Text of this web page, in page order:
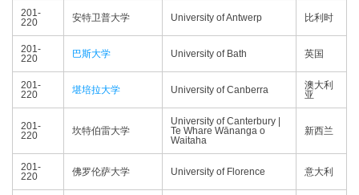
201-
220
安特卫普大学 University of Antwerp 比利时
201-
220
巴斯大学 University of Bath 英国
201-
220
堪培拉大学 University of Canberra
澳大利
亚
201-
220
坎特伯雷大学
University of Canterbury |
Te Whare Wānanga o
Waitaha
新西兰
201-
220
佛罗伦萨大学 University of Florence 意大利